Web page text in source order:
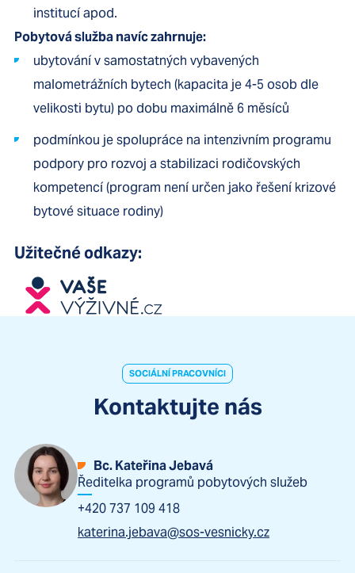
institucí apod.
Pobytová služba navíc zahrnuje:
ubytování v samostatných vybavených
malometrážních bytech (kapacita je 4-5 osob dle
velikosti bytu) po dobu maximálně 6 měsíců
podmínkou je spolupráce na intenzivním programu
podpory pro rozvoj a stabilizaci rodičovských
kompetencí (program není určen jako řešení krizové
bytové situace rodiny)
Užitečné odkazy:
SOCIÁLNÍ PRACOVNÍCI
Kontaktujte nás
Bc. Kateřina Jebavá
Ředitelka programů pobytových služeb
+420 737 109 418
katerina.jebava@sos-vesnicky.cz